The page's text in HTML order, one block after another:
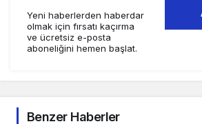
Yeni haberlerden haberdar
olmak için fırsatı kaçırma
ve ücretsiz e-posta
aboneliğini hemen başlat.
Benzer Haberler